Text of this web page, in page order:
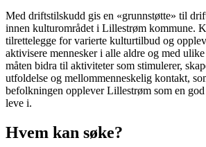
Med driftstilskudd gis en «grunnstøtte» til
innen kulturområdet i Lillestrøm kommune.
tilrettelegge for varierte kulturtilbud og
aktivisere mennesker i alle aldre og med
måten bidra til aktiviteter som stimulerer,
utfoldelse og mellommenneskelig kontakt,
befolkningen opplever Lillestrøm som en
leve i.
Hvem kan søke?